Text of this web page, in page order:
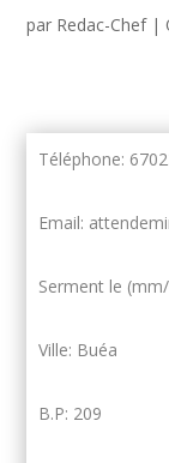
par Redac-Chef|
Téléphone:
Email:
Serment le
Ville: Buéa
B.P: 209